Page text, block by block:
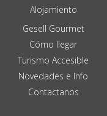
Alojamiento
Gesell Gourmet
Cómo llegar
Turismo Accesible
Novedades e Info
Contactanos